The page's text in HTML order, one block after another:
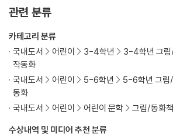
관련 분류
수상내역 및 미디어 추천 분류
카테고리 분류
국내도서
어린이 3-4학년 3-4학년 그림
작동화
국내도서
어린이 5-6학년 5-6학년 그림
동화
국내도서
어린이 어린이 문학 그림/동화책